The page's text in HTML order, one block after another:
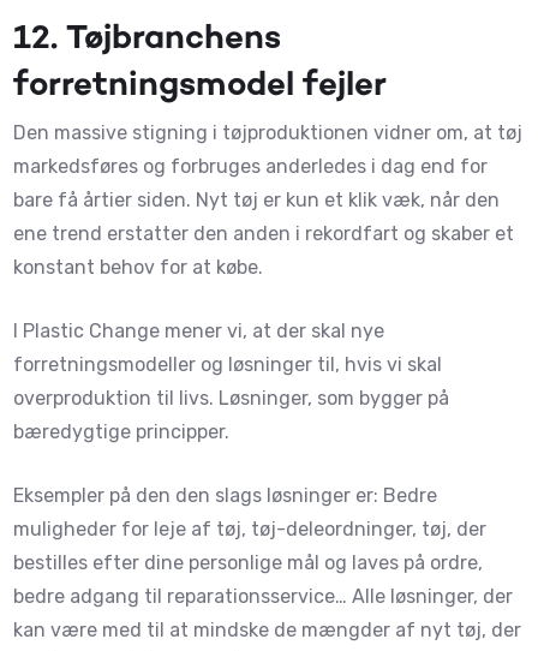
12.Tøjbranchens
forretningsmodel fejler
Den massive stigning i tøjproduktionen vidner om, at tøj
markedsføres og forbruges anderledes i dag end for
bare få årtier siden. Nyt tøj er kun et klik væk, når den
ene trend erstatter den anden i rekordfart og skaber et
konstant behov for at købe.
I Plastic Change mener vi, at der skal nye
forretningsmodeller og løsninger til, hvis vi skal
overproduktion til livs. Løsninger, som bygger på
bæredygtige principper.
Eksempler på den den slags løsninger er: Bedre
muligheder for leje af tøj, tøj-deleordninger, tøj, der
bestilles efter dine personlige mål og laves på ordre,
bedre adgang til reparationsservice… Alle løsninger, der
kan være med til at mindske de mængder af nyt tøj, der